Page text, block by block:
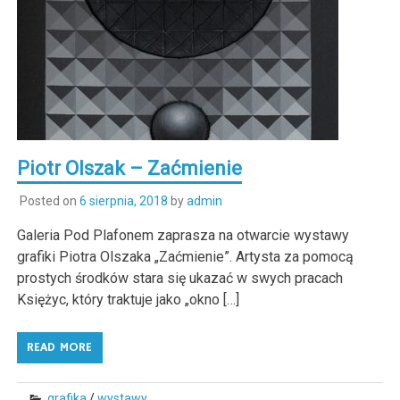
Piotr Olszak – Zaćmienie
Posted on 6 sierpnia, 2018 byadmin
Galeria Pod Plafonem zaprasza na otwarcie wystawy
grafiki Piotra Olszaka „Zaćmienie”. Artysta za pomocą
prostych środków stara się ukazać w swych pracach
Księżyc, który traktuje jako „okno […]
READ MORE